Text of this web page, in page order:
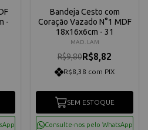
-
Bandeja Cesto com
Coração Vazado N°1 MDF
18x16x6cm - 31
MAD. LAM
R$9,80R$8,82
R$8,38 com PIX
SEM ESTOQUE
Consulte-nos pelo WhatsApp